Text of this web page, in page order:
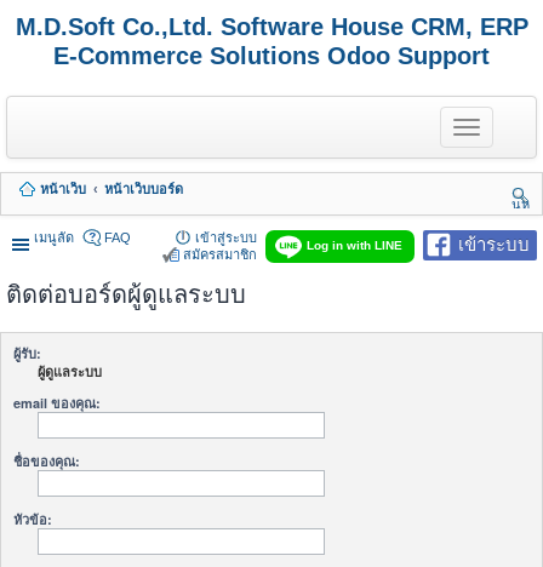
M.D.Soft Co.,Ltd. Software House CRM, ERP
E-Commerce Solutions Odoo Support
T
o
g
e
n
a
หน้าเว็บ
หน้าเว็บบอร์ด
นห
า
เมนูลัด
เข้าระบบ
Log in with LINE
FAQ
เข้าสู่ระบบ
สมัครสมาชิก
ติดต่อบอร์ดผู้ดูแลระบบ
ผู้รับ:
ผู้ดูแลระบบ
email ของคุณ:
ชื่อของคุณ:
หัวข้อ: